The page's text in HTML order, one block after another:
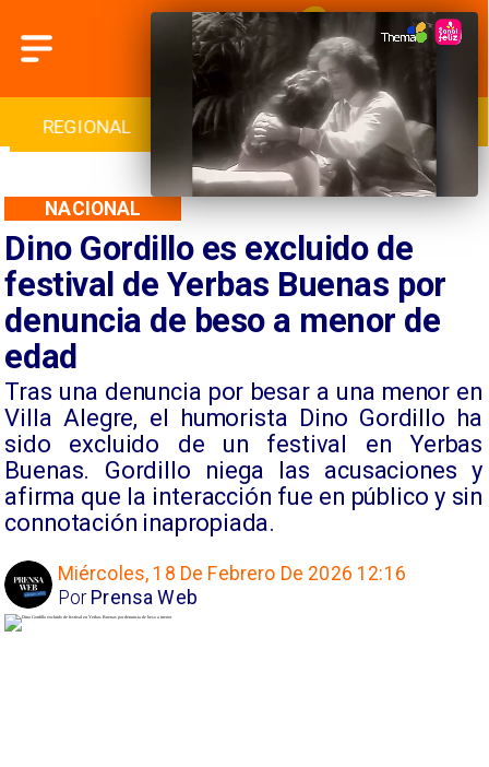
INTERNACIONAL DEPORTES CULTURA
Dino Gordillo es excluido de
festival de Yerbas Buenas por
denuncia de beso a menor de
edad
Tras una denuncia por besar a una menor en
Villa Alegre, el humorista Dino Gordillo ha
sido excluido de un festival en Yerbas
Buenas. Gordillo niega las acusaciones y
afirma que la interacción fue en público y sin
connotación inapropiada.
NACIONAL
Miércoles, 18 De Febrero De 2026 12:16
Prensa Web
Por